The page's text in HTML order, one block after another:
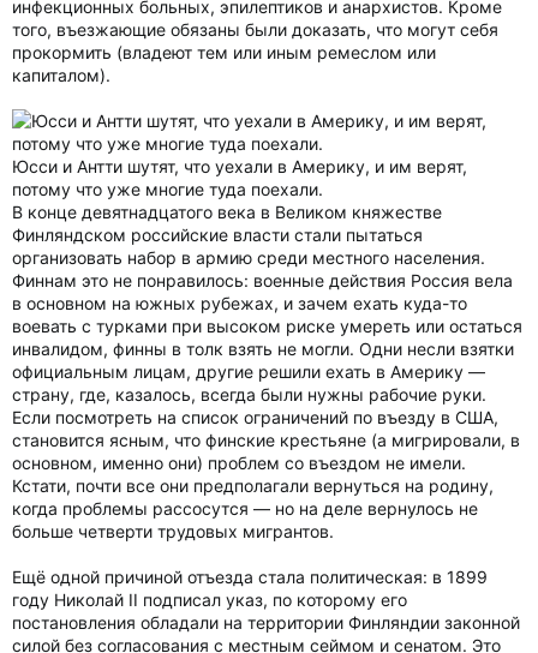
инфекционных больных, эпилептиков и анархистов. Кроме
того, въезжающие обязаны были доказать, что могут себя
прокормить (владеют тем или иным ремеслом или
капиталом).
Юсси и Антти шутят, что уехали в Америку, и им верят,
потому что уже многие туда поехали.
В конце девятнадцатого века в Великом княжестве
Финляндском российские власти стали пытаться
организовать набор в армию среди местного населения.
Финнам это не понравилось: военные действия Россия вела
в основном на южных рубежах, и зачем ехать куда-то
воевать с турками при высоком риске умереть или остаться
инвалидом, финны в толк взять не могли. Одни несли взятки
официальным лицам, другие решили ехать в Америку —
страну, где, казалось, всегда были нужны рабочие руки.
Если посмотреть на список ограничений по въезду в США,
становится ясным, что финские крестьяне (а мигрировали, в
основном, именно они) проблем со въездом не имели.
Кстати, почти все они предполагали вернуться на родину,
когда проблемы рассосутся — но на деле вернулось не
больше четверти трудовых мигрантов.
Ещё одной причиной отъезда стала политическая: в 1899
году Николай II подписал указ, по которому его
постановления обладали на территории Финляндии законной
силой без согласования с местным сеймом и сенатом. Это